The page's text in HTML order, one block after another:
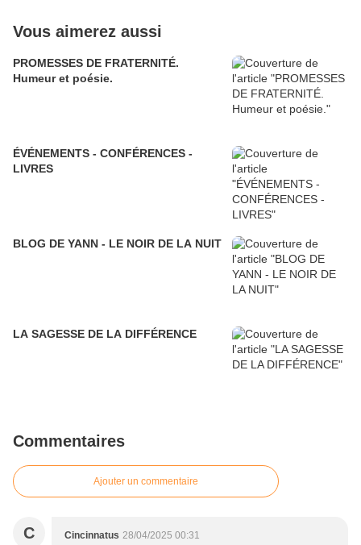
Vous aimerez aussi
PROMESSES DE FRATERNITÉ.
Humeur et poésie.
ÉVÉNEMENTS - CONFÉRENCES -
LIVRES
BLOG DE YANN - LE NOIR DE LA NUIT
LA SAGESSE DE LA DIFFÉRENCE
Commentaires
Ajouter un commentaire
C Cincinnatus 28/04/2025 00:31